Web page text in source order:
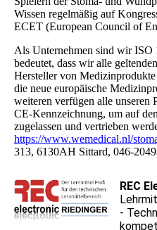
Wissen regelmäßig auf
ECET (European Council of
Als Unternehmen sind wir ISO
bedeutet, dass wir alle
Hersteller von
die neue europäische
weiteren verfügen alle unseren
CE-Kennzeichnung, um auf
zugelassen und vertrieben
https://www.wemedical.nl/
313, 6130AH Sittard, 046-
REC
-